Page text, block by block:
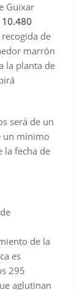
Guixar
10.480
recogida de
marrón
la planta de
será de un
un mínimo
la fecha de
de la
es
295
aglutinan